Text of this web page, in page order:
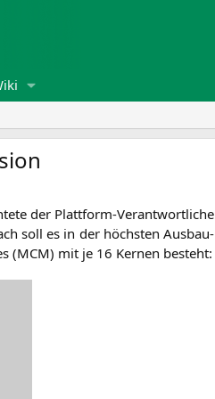
der Platt­form-Ver­ant­wort­li­che
soll es in der höchs­ten Aus­bau­
(MCM) mit je 16 Ker­nen besteht: